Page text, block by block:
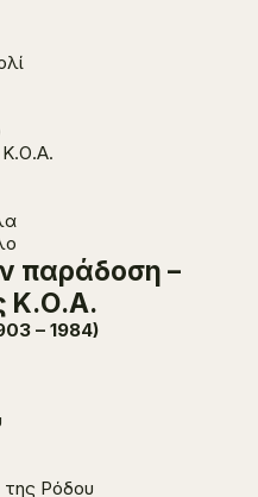
Κ.Ο.Α.
παράδοση –
Κ.Ο.Α.
– 1984)
της Ρόδου